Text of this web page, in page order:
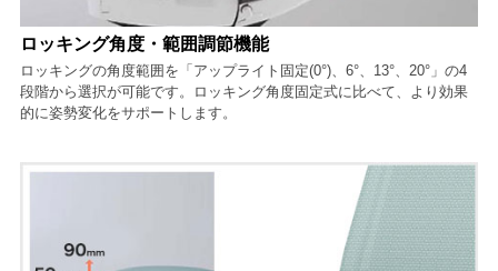
ロッキング角度・範囲調節機能
ロッキングの角度範囲を「アップライト固定(0°)、6°、13°、20°」の4
段階から選択が可能です。ロッキング角度固定式に比べて、より効果
的に姿勢変化をサポートします。